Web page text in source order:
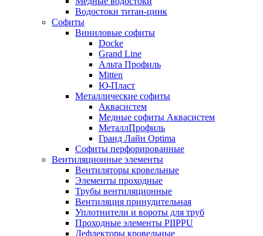
Водостоки титан-цинк
Софиты
Виниловые софиты
Docke
Grand Line
Альта Профиль
Mitten
Ю-Пласт
Металлические софиты
Аквасистем
Медные софиты Аквасистем
МеталлПрофиль
Гранд Лайн Optima
Софиты перфорированные
Вентиляционные элементы
Вентиляторы кровельные
Элементы проходные
Трубы вентиляционные
Вентиляция принудительная
Уплотнители и вороты для труб
Проходные элементы PIIPPU
Дефлекторы кровельные